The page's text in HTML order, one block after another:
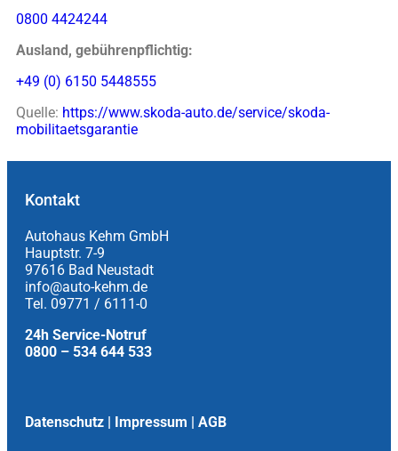
0800 4424244
Ausland, gebührenpflichtig:
+49 (0) 6150 5448555
Quelle: https://www.skoda-auto.de/service/skoda-
mobilitaetsgarantie
Kontakt
Autohaus Kehm GmbH
Hauptstr. 7-9
97616 Bad Neustadt
info@auto-kehm.de
Tel. 09771 / 6111-0
24h Service-Notruf
0800 – 534 644 533
Datenschutz | Impressum | AGB